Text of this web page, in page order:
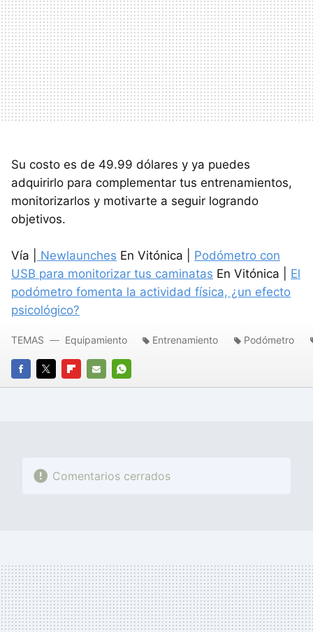
Su costo es de 49.99 dólares y ya puedes
adquirirlo para complementar tus entrenamientos,
monitorizarlos y motivarte a seguir logrando
objetivos.
Vía | Newlaunches En Vitónica | Podómetro con
USB para monitorizar tus caminatas En Vitónica | El
podómetro fomenta la actividad física, ¿un efecto
psicológico?
FACEBOOK
TWITTERFLIPBOARD
E-
WHATSAPP
TEMAS Equipamiento Entrenamiento Podómetro
Comentarios cerrados